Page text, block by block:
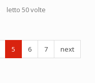
letto 50 volte
5 6 7
next